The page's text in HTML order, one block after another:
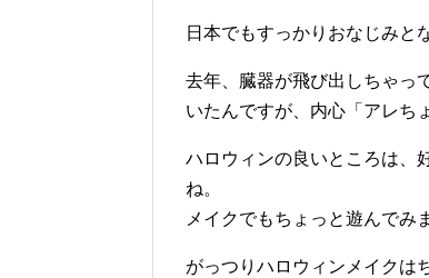
日本でもすっかりおなじみと
去年、臓器が飛び出しちゃっ
いたんですが、内心「アレち
ハロウィンの良いところは、
ね。
メイクでもちょっと遊んでみ
がっつりハロウィンメイクは